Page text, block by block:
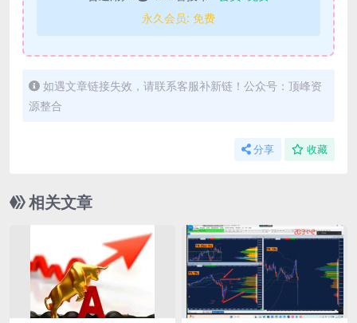
永久会员: 免费
如遇文章链接失效，请联系客服补新链！公众号：顶峰资
源整合
分享 收藏
相关文章